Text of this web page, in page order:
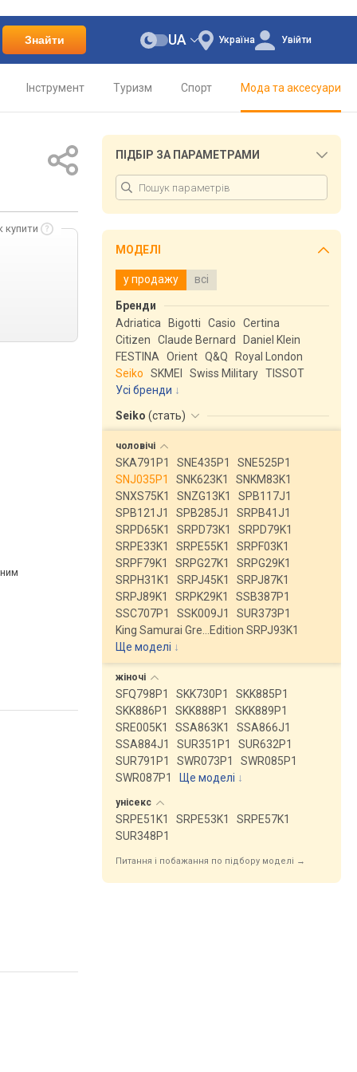
Знайти Україна
UA Увійти
Інструмент Туризм Спорт Мода та аксесуари
купити
ПІДБІР ЗА ПАРАМЕТРАМИ
МОДЕЛІ
у продажу всі
Бренди
Adriatica
Bigotti Casio
Certina
Citizen
Claude Bernard
Daniel Klein
FESTINA
Orient Q&Q
Royal London
Seiko
SKMEI Swiss Military TISSOT
Усі бренди
Seiko (стать)
чоловічі
SKA791P1 SNE435P1
SNE525P1
SNJ035P1
SNK623K1
SNKM83K1
SNXS75K1
SNZG13K1
SPB117J1
SPB121J1
SPB285J1
SRPB41J1
SRPD65K1
SRPD73K1
SRPD79K1
SRPE33K1
SRPE55K1
SRPF03K1
SRPF79K1
SRPG27K1
SRPG29K1
SRPH31K1
SRPJ45K1
SRPJ87K1
SRPJ89K1
SRPK29K1
SSB387P1
SSC707P1
SSK009J1
SUR373P1
King Samurai Gre…Edition SRPJ93K1
Ще моделі ↓
жіночі
SFQ798P1 SKK730P1
SKK885P1
SKK886P1
SKK888P1
SKK889P1
SRE005K1
SSA863K1
SSA866J1
SSA884J1
SUR351P1
SUR632P1
SUR791P1
SWR073P1
SWR085P1
SWR087P1
Ще моделі ↓
унісекс
SRPE51K1 SRPE53K1
SRPE57K1
SUR348P1
Питання і побажання по підбору моделі →